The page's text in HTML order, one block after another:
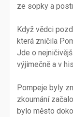
ze sopky a
Když vědci
která zničila
Jde o
výjimečně a v
Pompeje byly
zkoumání
bylo město